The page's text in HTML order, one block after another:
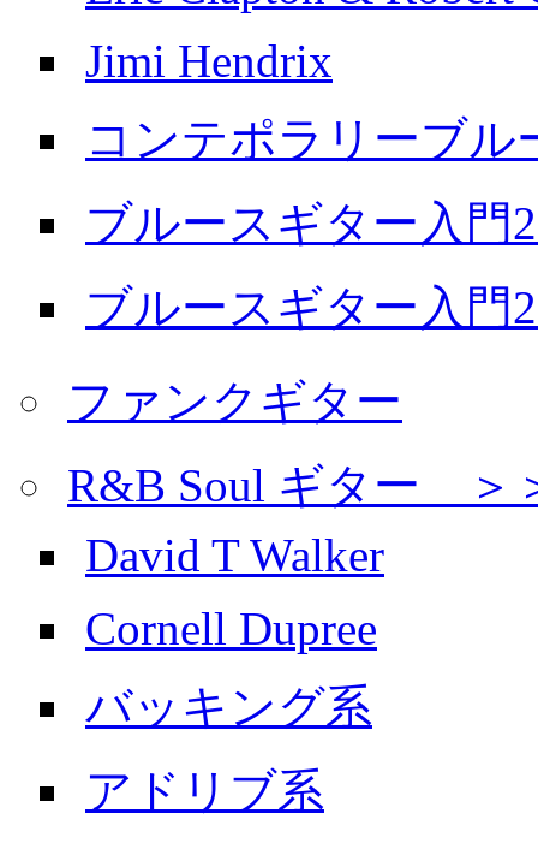
Jimi Hendrix
コンテポラリーブル
ブルースギター入門
ブルースギター入門
ファンクギター
R&B Soul ギター ＞
David T Walker
Cornell Dupree
バッキング系
アドリブ系